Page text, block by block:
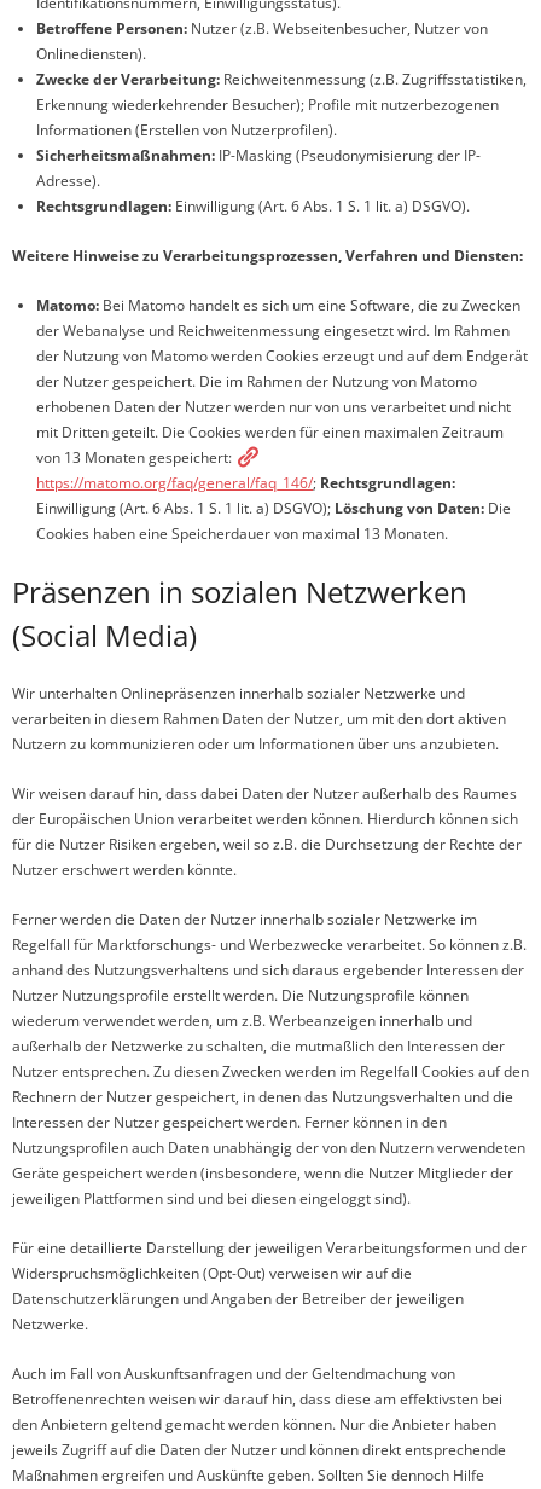
Betroffene Personen: Nutzer (z.B. Webseitenbesucher, Nutzer von
Onlinediensten).
Zwecke der Verarbeitung: Reichweitenmessung (z.B. Zugriffsstatistiken,
Erkennung wiederkehrender Besucher); Profile mit nutzerbezogenen
Informationen (Erstellen von Nutzerprofilen).
Sicherheitsmaßnahmen: IP-Masking (Pseudonymisierung der IP-
Adresse).
Rechtsgrundlagen: Einwilligung (Art. 6 Abs. 1 S. 1 lit. a) DSGVO).
Weitere Hinweise zu Verarbeitungsprozessen, Verfahren und Diensten:
Matomo: Bei Matomo handelt es sich um eine Software, die zu Zwecken
der Webanalyse und Reichweitenmessung eingesetzt wird. Im Rahmen
der Nutzung von Matomo werden Cookies erzeugt und auf dem Endgerät
der Nutzer gespeichert. Die im Rahmen der Nutzung von Matomo
erhobenen Daten der Nutzer werden nur von uns verarbeitet und nicht
mit Dritten geteilt. Die Cookies werden für einen maximalen Zeitraum
von 13 Monaten gespeichert:
https://matomo.org/faq/general/faq_146/; Rechtsgrundlagen:
Einwilligung (Art. 6 Abs. 1 S. 1 lit. a) DSGVO); Löschung von Daten: Die
Cookies haben eine Speicherdauer von maximal 13 Monaten.
Präsenzen in sozialen Netzwerken
(Social Media)
Wir unterhalten Onlinepräsenzen innerhalb sozialer Netzwerke und
verarbeiten in diesem Rahmen Daten der Nutzer, um mit den dort aktiven
Nutzern zu kommunizieren oder um Informationen über uns anzubieten.
Wir weisen darauf hin, dass dabei Daten der Nutzer außerhalb des Raumes
der Europäischen Union verarbeitet werden können. Hierdurch können sich
für die Nutzer Risiken ergeben, weil so z.B. die Durchsetzung der Rechte der
Nutzer erschwert werden könnte.
Ferner werden die Daten der Nutzer innerhalb sozialer Netzwerke im
Regelfall für Marktforschungs- und Werbezwecke verarbeitet. So können z.B.
anhand des Nutzungsverhaltens und sich daraus ergebender Interessen der
Nutzer Nutzungsprofile erstellt werden. Die Nutzungsprofile können
wiederum verwendet werden, um z.B. Werbeanzeigen innerhalb und
außerhalb der Netzwerke zu schalten, die mutmaßlich den Interessen der
Nutzer entsprechen. Zu diesen Zwecken werden im Regelfall Cookies auf den
Rechnern der Nutzer gespeichert, in denen das Nutzungsverhalten und die
Interessen der Nutzer gespeichert werden. Ferner können in den
Nutzungsprofilen auch Daten unabhängig der von den Nutzern verwendeten
Geräte gespeichert werden (insbesondere, wenn die Nutzer Mitglieder der
jeweiligen Plattformen sind und bei diesen eingeloggt sind).
Für eine detaillierte Darstellung der jeweiligen Verarbeitungsformen und der
Widerspruchsmöglichkeiten (Opt-Out) verweisen wir auf die
Datenschutzerklärungen und Angaben der Betreiber der jeweiligen
Netzwerke.
Auch im Fall von Auskunftsanfragen und der Geltendmachung von
Betroffenenrechten weisen wir darauf hin, dass diese am effektivsten bei
den Anbietern geltend gemacht werden können. Nur die Anbieter haben
jeweils Zugriff auf die Daten der Nutzer und können direkt entsprechende
Maßnahmen ergreifen und Auskünfte geben. Sollten Sie dennoch Hilfe